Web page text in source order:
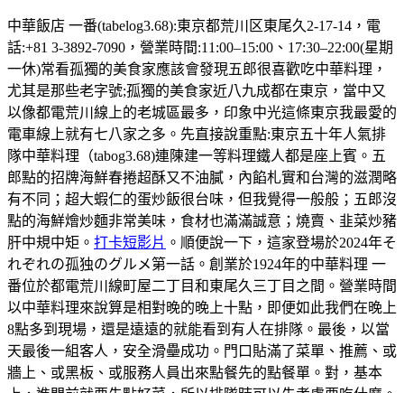
中華飯店 一番(tabelog3.68):東京都荒川区東尾久2-17-14，電
話:+81 3-3892-7090，營業時間:11:00–15:00、17:30–22:00(星期
一休)常看孤獨的美食家應該會發現五郎很喜歡吃中華料理，
尤其是那些老字號;孤獨的美食家近八九成都在東京，當中又
以像都電荒川線上的老城區最多，印象中光這條東京我最愛的
電車線上就有七八家之多。先直接說重點:東京五十年人氣排
隊中華料理（tabog3.68)連陳建一等料理鐵人都是座上賓。五
郎點的招牌海鮮春捲超酥又不油膩，內餡札實和台灣的滋潤略
有不同；超大蝦仁的蛋炒飯很台味，但我覺得一般般；五郎沒
點的海鮮燴炒麵非常美味，食材也滿滿誠意；燒賣、韭菜炒豬
肝中規中矩。 打卡短影片 。順便說一下，這家登場於2024年そ
れぞれの孤独のグルメ第一話。創業於1924年的中華料理 一
番位於都電荒川線町屋二丁目和東尾久三丁目之間。營業時間
以中華料理來說算是相對晚的晚上十點，即便如此我們在晚上
8點多到現場，還是遠遠的就能看到有人在排隊。最後，以當
天最後一組客人，安全滑壘成功。門口貼滿了菜單、推薦、或
牆上、或黑板、或服務人員出來點餐先的點餐單。對，基本